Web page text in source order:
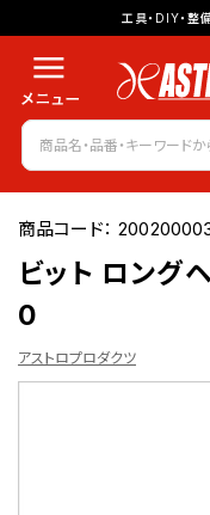
工具・DIY・整
商品コード：
ビット ロング
0
アストロプロダクツ